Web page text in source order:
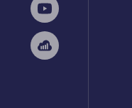
YouTube
Sellsy